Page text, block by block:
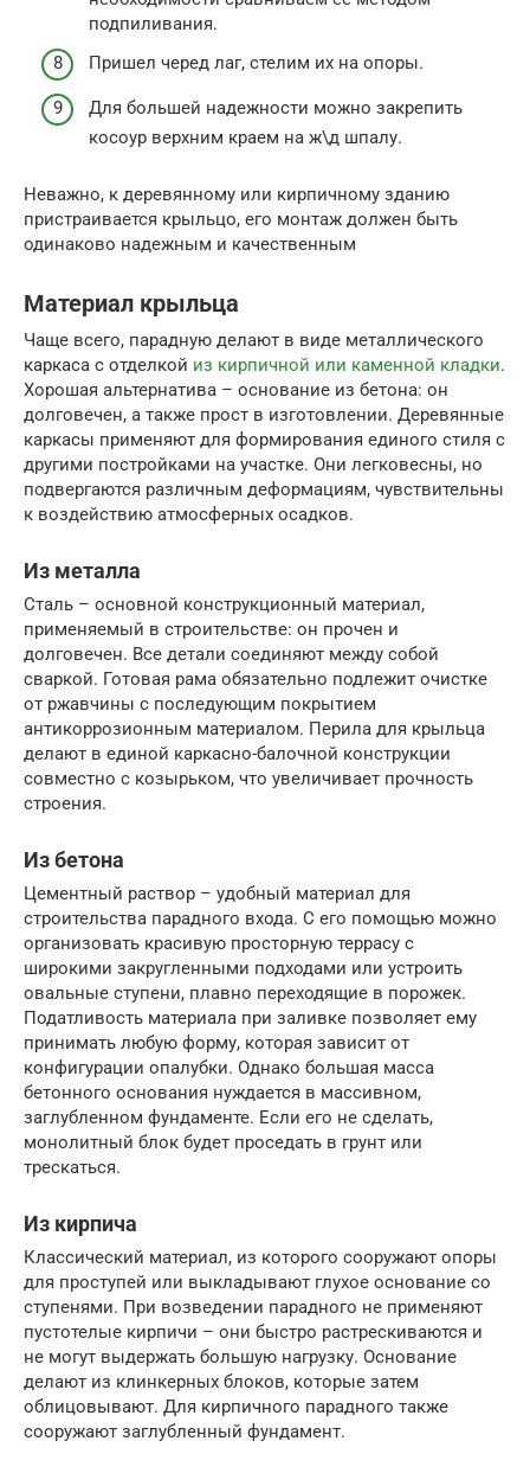
подпиливания.
Пришел черед лаг, стелим их на опоры.
Для большей надежности можно закрепить
косоур верхним краем на ж\д шпалу.
Неважно, к деревянному или кирпичному зданию
пристраивается крыльцо, его монтаж должен быть
одинаково надежным и качественным
Материал крыльца
Чаще всего, парадную делают в виде металлического
каркаса с отделкой из кирпичной или каменной кладки.
Хорошая альтернатива – основание из бетона: он
долговечен, а также прост в изготовлении. Деревянные
каркасы применяют для формирования единого стиля с
другими постройками на участке. Они легковесны, но
подвергаются различным деформациям, чувствительны
к воздействию атмосферных осадков.
Из металла
Сталь – основной конструкционный материал,
применяемый в строительстве: он прочен и
долговечен. Все детали соединяют между собой
сваркой. Готовая рама обязательно подлежит очистке
от ржавчины с последующим покрытием
антикоррозионным материалом. Перила для крыльца
делают в единой каркасно-балочной конструкции
совместно с козырьком, что увеличивает прочность
строения.
Из бетона
Цементный раствор – удобный материал для
строительства парадного входа. С его помощью можно
организовать красивую просторную террасу с
широкими закругленными подходами или устроить
овальные ступени, плавно переходящие в порожек.
Податливость материала при заливке позволяет ему
принимать любую форму, которая зависит от
конфигурации опалубки. Однако большая масса
бетонного основания нуждается в массивном,
заглубленном фундаменте. Если его не сделать,
монолитный блок будет проседать в грунт или
трескаться.
Из кирпича
Классический материал, из которого сооружают опоры
для проступей или выкладывают глухое основание со
ступенями. При возведении парадного не применяют
пустотелые кирпичи – они быстро растрескиваются и
не могут выдержать большую нагрузку. Основание
делают из клинкерных блоков, которые затем
облицовывают. Для кирпичного парадного также
сооружают заглубленный фундамент.